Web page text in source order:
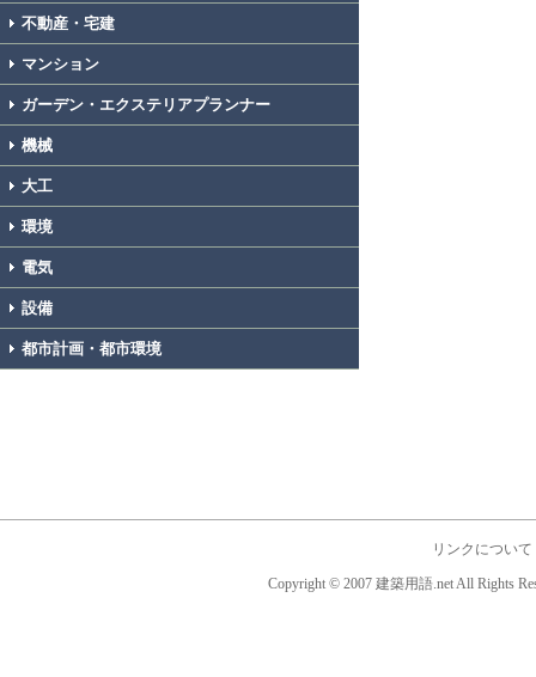
不動産・宅建
マンション
ガーデン・エクステリアプランナー
機械
大工
環境
電気
設備
都市計画・都市環境
リンクについて
Copyright © 2007 建築用語.net All Rights